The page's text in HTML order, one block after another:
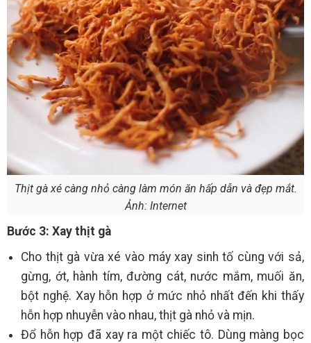
Thịt gà xé càng nhỏ càng làm món ăn hấp dẫn và đẹp mắt.
Ảnh: Internet
Bước 3: Xay thịt gà
Cho thịt gà vừa xé vào máy xay sinh tố cùng với sả,
gừng, ớt, hành tím, đường cát, nước mắm, muối ăn,
bột nghệ. Xay hỗn hợp ở mức nhỏ nhất đến khi thấy
hỗn hợp nhuyễn vào nhau, thịt gà nhỏ và mịn.
Đổ hỗn hợp đã xay ra một chiếc tô. Dùng màng bọc